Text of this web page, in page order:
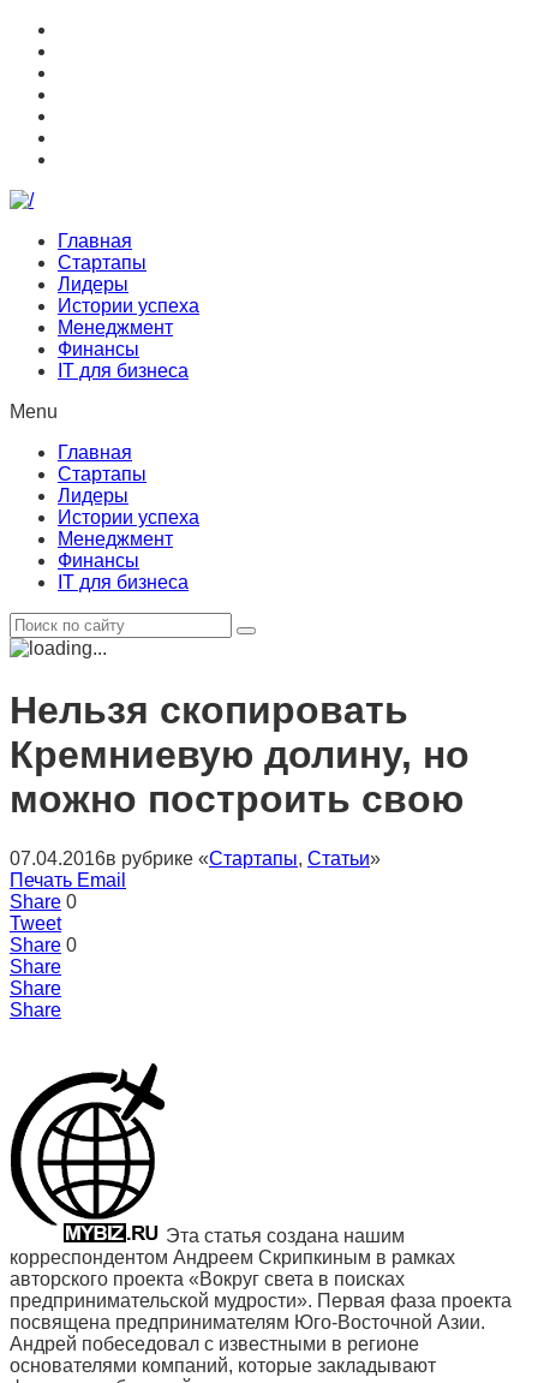
Главная
Стартапы
Лидеры
Истории успеха
Менеджмент
Финансы
IT для бизнеса
Menu
Главная
Стартапы
Лидеры
Истории успеха
Менеджмент
Финансы
IT для бизнеса
Нельзя скопировать
Кремниевую долину, но
можно построить свою
07.04.2016в рубрике «Стартапы, Статьи»
Печать Email
Share 0
Tweet
Share 0
Share
Share
Share
Эта статья создана нашим
корреспондентом Андреем Скрипкиным в рамках
авторского проекта «Вокруг света в поисках
предпринимательской мудрости». Первая фаза проекта
посвящена предпринимателям Юго-Восточной Азии.
Андрей побеседовал с известными в регионе
основателями компаний, которые закладывают